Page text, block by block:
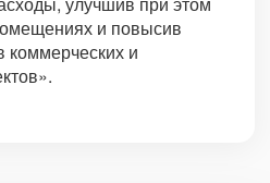
и повысив
коммерческих и